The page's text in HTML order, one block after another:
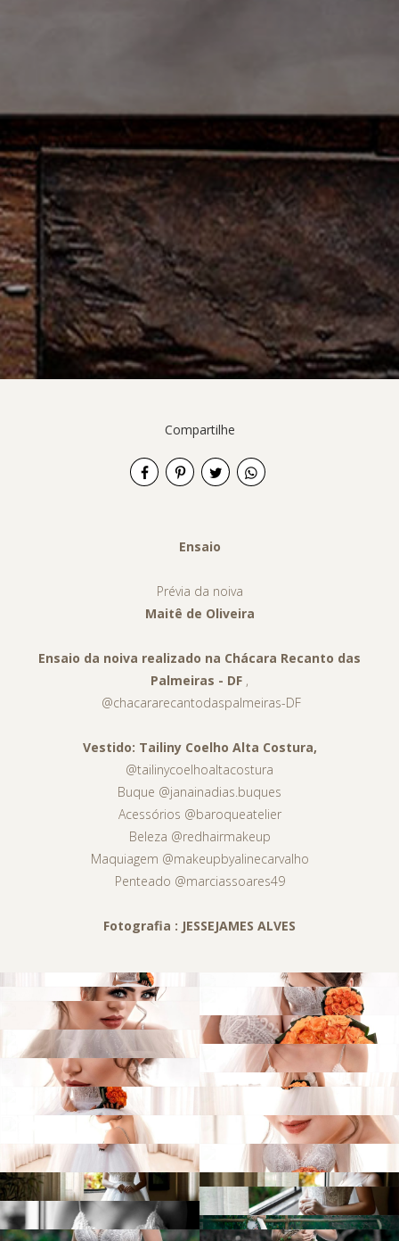
Compartilhe
Ensaio
Prévia da noiva
Maitê de Oliveira
Ensaio da noiva realizado na Chácara Recanto das
Palmeiras - DF ,
@chacararecantodaspalmeiras-DF
Vestido: Tailiny Coelho Alta Costura,
@tailinycoelhoaltacostura
Buque @janainadias.buques
Acessórios @baroqueatelier
Beleza @redhairmakeup
Maquiagem @makeupbyalinecarvalho
Penteado @marciassoares49
Fotografia : JESSEJAMES ALVES